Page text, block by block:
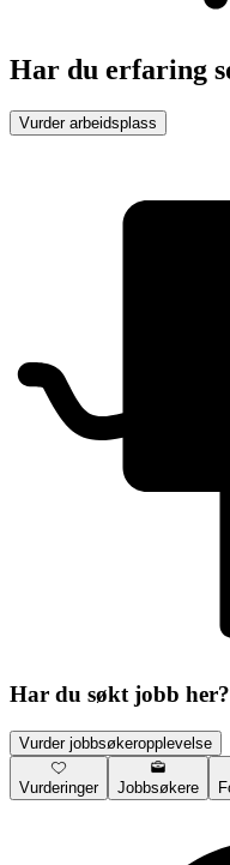
Har du erfaring
Vurder arbeidsplass
Har du søkt jobb her?
Vurder jobbsøkeropplevelse
Vurderinger Jobbsøkere